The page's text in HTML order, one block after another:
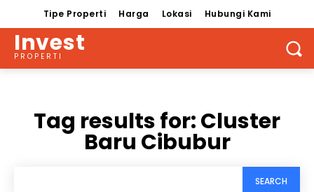
Tipe Properti Harga Lokasi Hubungi Kami
Invest
PROPERTI
Tag results for:Cluster
Baru Cibubur
SEARCH